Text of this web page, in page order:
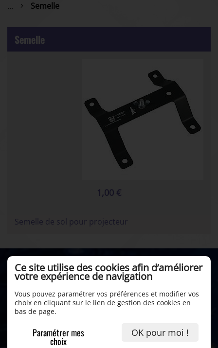
... Semelle
Semelle
1,00 €
Semelle de sol pour projecteur
Ce site utilise des cookies afin d’améliorer
votre expérience de navigation
Vous pouvez paramétrer vos préférences et modifier vos
choix en cliquant sur le lien de gestion des cookies en
bas de page.
Paramétrer mes
choix
OK pour moi !